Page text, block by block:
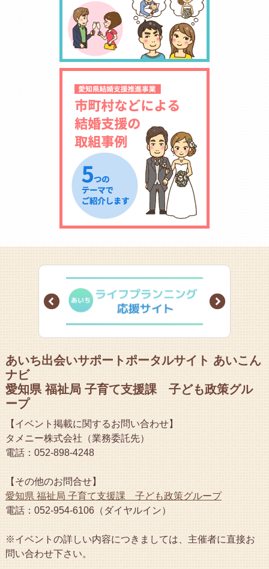
Prev Next
あいち出会いサポートポータルサイト あいこん
ナビ
愛知県 福祉局 子育て支援課 子ども政策グル
ープ
【イベント掲載に関するお問い合わせ】
タメニー株式会社（業務委託先）
電話：052-898-4248
【その他のお問合せ】
愛知県 福祉局 子育て支援課 子ども政策グループ
電話：052-954-6106（ダイヤルイン）
※イベントの詳しい内容につきましては、主催者に直接お
問い合わせ下さい。